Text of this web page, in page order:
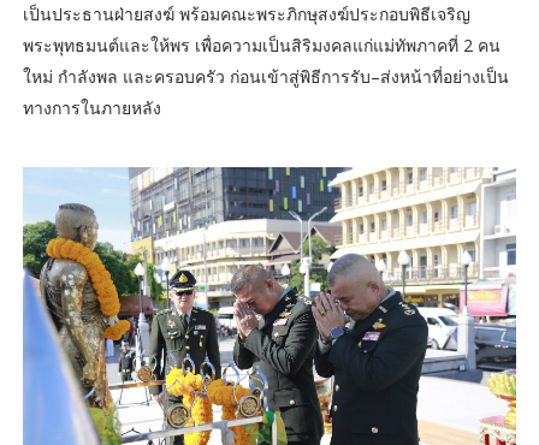
เป็นประธานฝ่ายสงฆ์ พร้อมคณะพระภิกษุสงฆ์ประกอบพิธีเจริญ
พระพุทธมนต์และให้พร เพื่อความเป็นสิริมงคลแก่แม่ทัพภาคที่ 2 คน
ใหม่ กำลังพล และครอบครัว ก่อนเข้าสู่พิธีการรับ–ส่งหน้าที่อย่างเป็น
ทางการในภายหลัง